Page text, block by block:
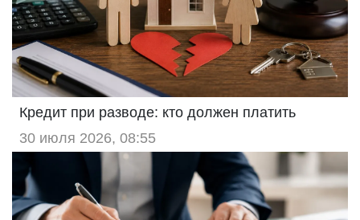
Кредит при разводе: кто должен платить
30 июля 2026, 08:55